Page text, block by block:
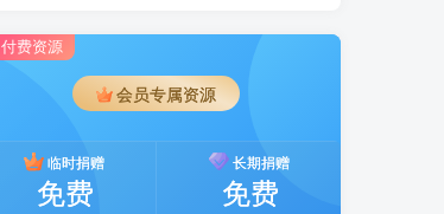
付费资源
会员专属资源
临时捐赠
免费
长期捐赠
免费